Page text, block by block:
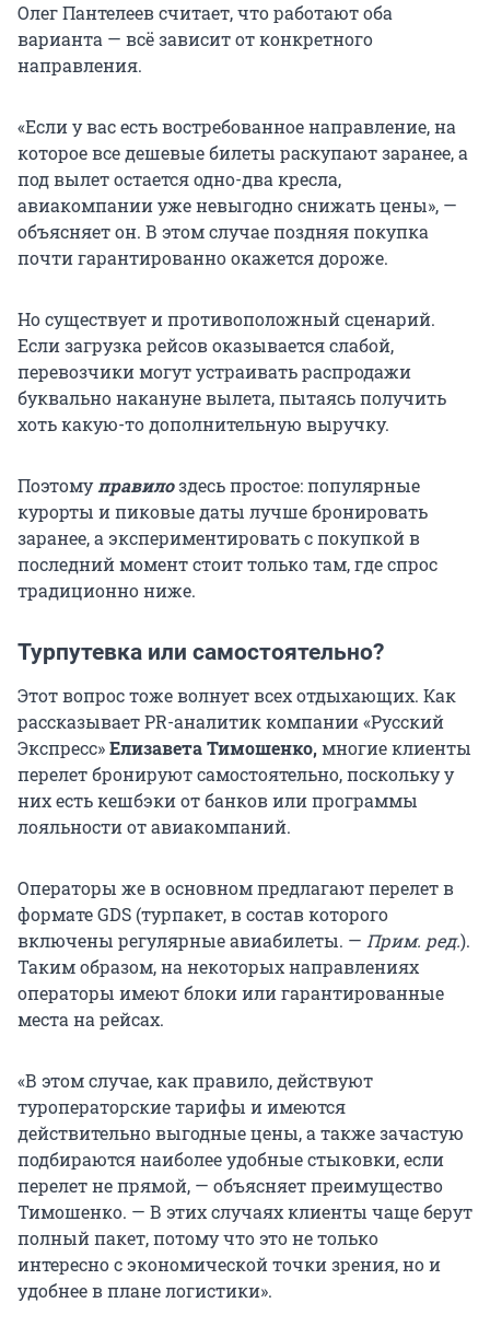
Олег Пантелеев считает, что работают оба
варианта — всё зависит от конкретного
направления.
«Если у вас есть востребованное направление, на
которое все дешевые билеты раскупают заранее, а
под вылет остается одно-два кресла,
авиакомпании уже невыгодно снижать цены», —
объясняет он. В этом случае поздняя покупка
почти гарантированно окажется дороже.
Но существует и противоположный сценарий.
Если загрузка рейсов оказывается слабой,
перевозчики могут устраивать распродажи
буквально накануне вылета, пытаясь получить
хоть какую-то дополнительную выручку.
Поэтомуправилоздесь простое: популярные
курорты и пиковые даты лучше бронировать
заранее, а экспериментировать с покупкой в
последний момент стоит только там, где спрос
традиционно ниже.
Турпутевка или самостоятельно?
Этот вопрос тоже волнует всех отдыхающих. Как
рассказывает PR-аналитик компании «Русский
Экспресс»Елизавета Тимошенко,многие клиенты
перелет бронируют самостоятельно, поскольку у
них есть кешбэки от банков или программы
лояльности от авиакомпаний.
Операторы же в основном предлагают перелет в
формате GDS (турпакет, в состав которого
включены регулярные авиабилеты. — Прим. ред.).
Таким образом, на некоторых направлениях
операторы имеют блоки или гарантированные
места на рейсах.
«В этом случае, как правило, действуют
туроператорские тарифы и имеются
действительно выгодные цены, а также зачастую
подбираются наиболее удобные стыковки, если
перелет не прямой, — объясняет преимущество
Тимошенко. — В этих случаях клиенты чаще берут
полный пакет, потому что это не только
интересно с экономической точки зрения, но и
удобнее в плане логистики».